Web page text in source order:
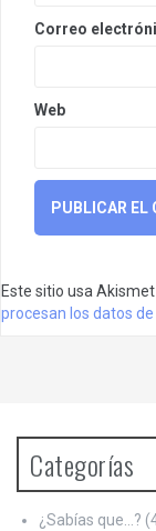
Correo
Web
Este sitio usa
procesan los datos
Categorías
¿Sabías que…?